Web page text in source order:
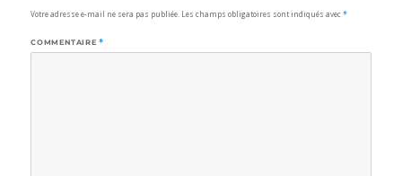
Votre adresse e-mail ne sera pas publiée. Les champs obligatoires sont indiqués avec*
COMMENTAIRE *